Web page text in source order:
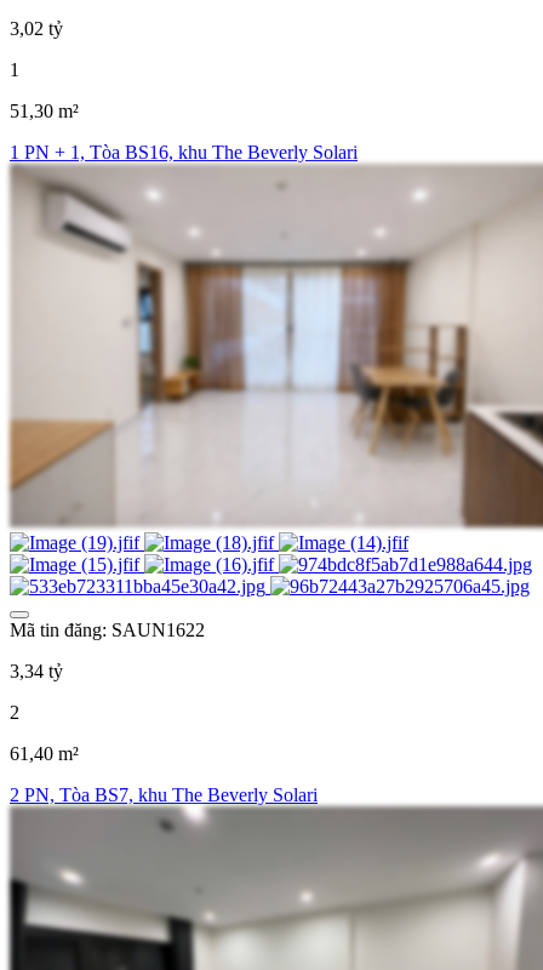
3,02 tỷ
1
51,30 m²
1 PN + 1, Tòa BS16, khu The Beverly Solari
Mã tin đăng: SAUN1622
3,34 tỷ
2
61,40 m²
2 PN, Tòa BS7, khu The Beverly Solari